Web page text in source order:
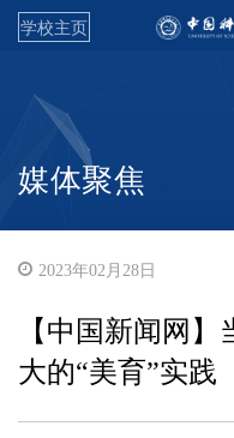
学校主页
媒体聚焦
2023年02月28日
【中国新闻网
大的“美育”实践